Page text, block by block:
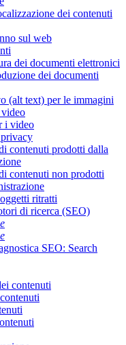
dei contenuti
sul web
dei documenti elettronici
dei documenti
(alt text) per le immagini
i video
contenuti prodotti dalla
contenuti non prodotti
ritratti
di ricerca (SEO)
SEO: Search
contenuti